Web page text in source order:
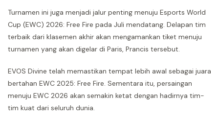
Turnamen ini juga menjadi jalur penting menuju Esports World
Cup (EWC) 2026: Free Fire pada Juli mendatang. Delapan tim
terbaik dari klasemen akhir akan mengamankan tiket menuju
turnamen yang akan digelar di Paris, Prancis tersebut.
EVOS Divine telah memastikan tempat lebih awal sebagai juara
bertahan EWC 2025: Free Fire. Sementara itu, persaingan
menuju EWC 2026 akan semakin ketat dengan hadirnya tim-
tim kuat dari seluruh dunia.